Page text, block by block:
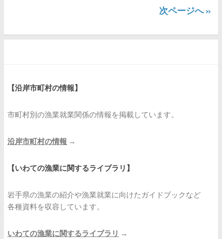
次ページへ »
【沿岸市町村の情報】
市町村別の漁業就業関係の情報を掲載しています。
沿岸市町村の情報 →
【いわての漁業に関するライブラリ】
岩手県の漁業の紹介や漁業就業に向けたガイドブックなど
各種資料を収容しています。
いわての漁業に関するライブラリ →